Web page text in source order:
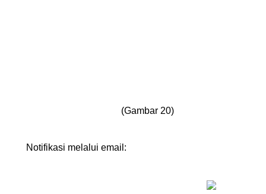
(Gambar 20)
Notifikasi melalui email: